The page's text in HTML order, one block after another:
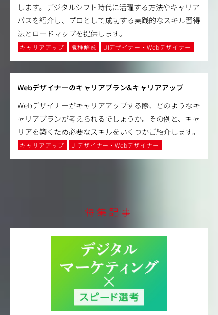
します。デジタルシフト時代に活躍する方法やキャリア
パスを紹介し、プロとして成功する実践的なスキル習得
法とロードマップを提供します。
キャリアアップ 職種解説 UIデザイナー・Webデザイナー
Webデザイナーのキャリアプラン&キャリアアップ
Webデザイナーがキャリアアップする際、どのようなキ
ャリアプランが考えられるでしょうか。その例と、キャ
リアを築くため必要なスキルをいくつかご紹介します。
キャリアアップ UIデザイナー・Webデザイナー
特集記事